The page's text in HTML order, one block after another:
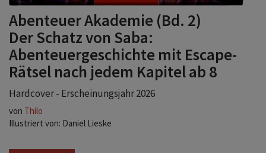
Abenteuer Akademie (Bd. 2)
Der Schatz von Saba:
Abenteuergeschichte mit Escape-
Rätsel nach jedem Kapitel ab 8
Hardcover - Erscheinungsjahr 2026
von Thilo
Illustriert von: Daniel Lieske